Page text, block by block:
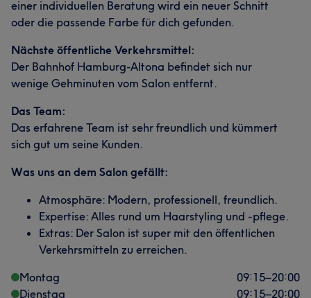
einer individuellen Beratung wird ein neuer Schnitt
oder die passende Farbe für dich gefunden.
Nächste öffentliche Verkehrsmittel:
Der Bahnhof Hamburg-Altona befindet sich nur
wenige Gehminuten vom Salon entfernt.
Das Team:
Das erfahrene Team ist sehr freundlich und kümmert
sich gut um seine Kunden.
Was uns an dem Salon gefällt:
Atmosphäre: Modern, professionell, freundlich.
Expertise: Alles rund um Haarstyling und -pflege.
Extras: Der Salon ist super mit den öffentlichen
Verkehrsmitteln zu erreichen.
Montag
09:15–20:00
Dienstag
09:15–20:00